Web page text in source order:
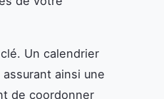
Un calendrier
ainsi une
de coordonner